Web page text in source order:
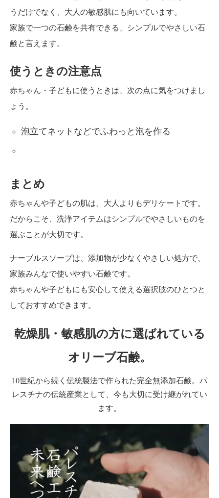
うだけでなく、大人の敏感肌にも向いています。
家族で一つの石鹸を共有できる、シンプルでやさしい石
鹸と言えます。
使うときの注意点
赤ちゃん・子どもに使うときは、次の点に気をつけまし
ょう。
泡立てネットなどでふわっと泡を作る
まとめ
赤ちゃんや子どもの肌は、大人よりもデリケートです。
だからこそ、洗浄アイテムはシンプルでやさしいものを
選ぶことが大切です。
ナーブルスソープは、添加物が少なくやさしい処方で、
家族みんなで使いやすい石鹸です。
赤ちゃんや子どもにも安心して使える選択肢のひとつと
しておすすめできます。
乾燥肌・敏感肌の方に選ばれている
オリーブ石鹸。
10世紀から続く伝統製法で作られた完全無添加石鹸。パ
レスチナの伝統産業として、今も大切に受け継がれてい
ます。